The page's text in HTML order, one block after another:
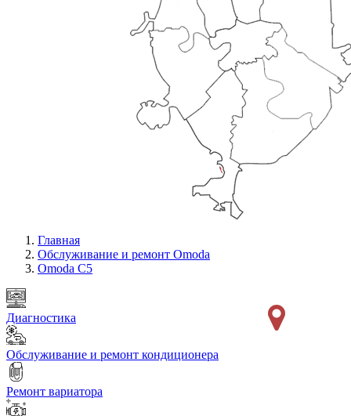
Главная
Обслуживание и ремонт Omoda
Omoda C5
Диагностика
Обслуживание и ремонт кондиционера
Ремонт вариатора